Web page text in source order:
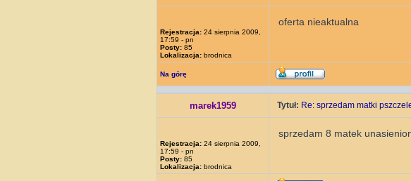
Rejestracja: 24 sierpnia 2009,
17:59 - pn
Posty: 85
Lokalizacja: brodnica
oferta nieaktualna
Na górę
marek1959 Tytuł: Re: sprzedam matki
Rejestracja: 24 sierpnia 2009,
17:59 - pn
Posty: 85
Lokalizacja: brodnica
sprzedam 8 matek